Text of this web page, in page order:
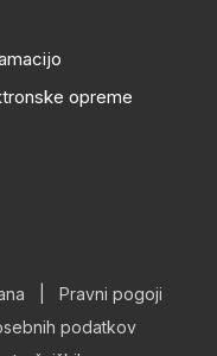
opreme
Pravni pogoji
podatkov